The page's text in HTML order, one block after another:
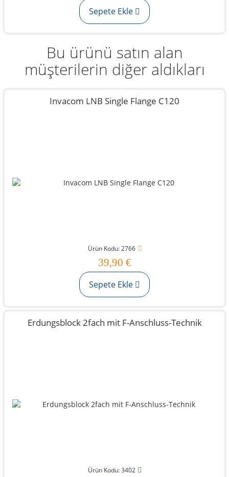
Sepete Ekle
Bu ürünü satın alan
müşterilerin diğer aldıkları
Invacom LNB Single Flange C120
Ürün Kodu: 2766
39,90 €
Sepete Ekle
Erdungsblock 2fach mit F-Anschluss-Technik
Ürün Kodu: 3402